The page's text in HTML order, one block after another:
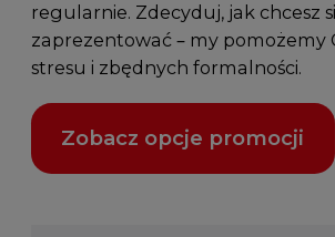
regularnie. Zdecyduj, jak chcesz
zaprezentować – my pomożemy
stresu i zbędnych formalności.
Zobacz opcje promocji